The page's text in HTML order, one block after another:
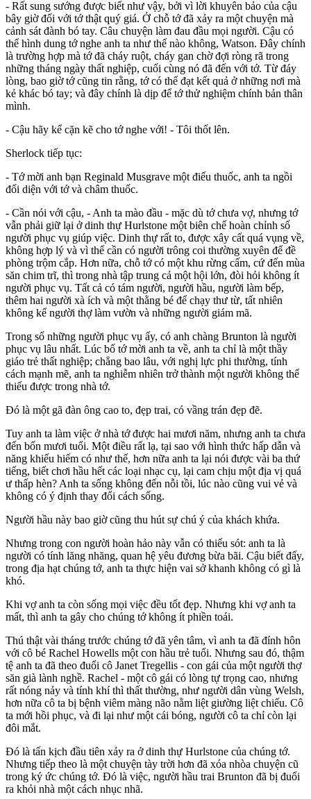
- Rất sung sướng được biết như vậy, bởi vì lời khuyên bảo của cậu
bây giờ đối với tớ thật quý giá. Ở chỗ tớ đã xảy ra một chuyện mà
cảnh sát đành bó tay. Câu chuyện làm đau đầu mọi người. Cậu có
thể hình dung tớ nghe anh ta như thế nào không, Watson. Đây chính
là trường hợp mà tớ đã cháy ruột, cháy gan chờ đợi ròng rã trong
những tháng ngày thất nghiệp, cuối cùng nó đã đến với tớ. Từ đáy
lòng, bao giờ tớ cũng tin rằng, tớ có thể đạt kết quả ở những nơi mà
kẻ khác bó tay; và đây chính là dịp để tớ thử nghiệm chính bản thân
mình.
- Cậu hãy kể cặn kẽ cho tớ nghe với! - Tôi thốt lên.
Sherlock tiếp tục:
- Tớ mời anh bạn Reginald Musgrave một điếu thuốc, anh ta ngồi
đối diện với tớ và châm thuốc.
- Cần nói với cậu, - Anh ta mào đầu - mặc dù tớ chưa vợ, nhưng tớ
vẫn phải giữ lại ở dinh thự Hurlstone một biên chế hoàn chỉnh số
người phục vụ giúp việc. Dinh thự rất to, được xây cất quá vụng về,
không hợp lý và vì thế cần có người trông coi thường xuyên để đề
phòng trộm cắp. Hơn nữa, chỗ tớ có một khu rừng cấm, cứ đến mùa
săn chim trĩ, thì trong nhà tập trung cả một hội lớn, đòi hỏi không ít
người phục vụ. Tất cả có tám người, người hầu, người làm bếp,
thêm hai người xà ích và một thằng bé để chạy thư từ, tất nhiên
không kể người thợ làm vườn và những người giám mã.
Trong số những người phục vụ ấy, có anh chàng Brunton là người
phục vụ lâu nhất. Lúc bố tớ mời anh ta về, anh ta chỉ là một thầy
giáo trẻ thất nghiệp; chẳng bao lâu, với nghị lực phi thường, tính
cách mạnh mẽ, anh ta nghiễm nhiên trở thành một người không thể
thiếu được trong nhà tớ.
Đó là một gã đàn ông cao to, đẹp trai, có vầng trán đẹp đẽ.
Tuy anh ta làm việc ở nhà tớ được hai mươi năm, nhưng anh ta chưa
đến bốn mươi tuổi. Một điều rất lạ, tại sao với hình thức hấp dẫn và
năng khiếu hiếm có như thế, hơn nữa anh ta lại nói được vài ba thứ
tiếng, biết chơi hầu hết các loại nhạc cụ, lại cam chịu một địa vị quá
ư thấp hèn? Anh ta sống không đến nỗi tồi, lúc nào cũng vui vẻ và
không có ý định thay đổi cách sống.
Người hầu này bao giờ cũng thu hút sự chú ý của khách khứa.
Nhưng trong con người hoàn hảo này vẫn có thiếu sót: anh ta là
người có tính lăng nhăng, quan hệ yêu đương bừa bãi. Cậu biết đấy,
trong địa hạt chúng tớ, anh ta thực hiện vai sở khanh không có gì là
khó.
Khi vợ anh ta còn sống mọi việc đều tốt đẹp. Nhưng khi vợ anh ta
mất, thì anh ta gây cho chúng tớ không ít phiền toái.
Thú thật vài tháng trước chúng tớ đã yên tâm, vì anh ta đã đính hôn
với cô bé Rachel Howells một con hầu trẻ tuổi. Nhưng sau đó, thậm
tệ anh ta đã theo đuổi cô Janet Tregellis - con gái của một người thợ
săn già lành nghề. Rachel - một cô gái có lòng tự trọng cao, nhưng
rất nóng nảy và tính khí thì thất thường, như người dân vùng Welsh,
hơn nữa cô ta bị bệnh viêm màng não nằm liệt giường liệt chiếu. Cô
ta mới hồi phục, và đi lại như một cái bóng, người cô ta chỉ còn lại
đôi mắt.
Đó là tấn kịch đầu tiên xảy ra ở dinh thự Hurlstone của chúng tớ.
Nhưng tiếp theo là một chuyện tày trời hơn đã xóa nhòa chuyện cũ
trong ký ức chúng tớ. Đó là việc, người hầu trai Brunton đã bị đuổi
ra khỏi nhà một cách nhục nhã.